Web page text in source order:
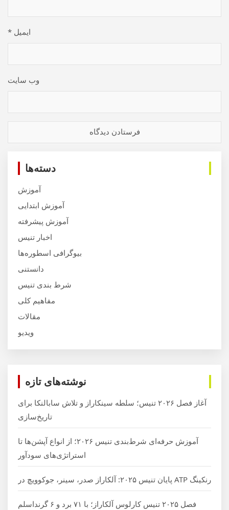
ایمیل *
وب‌ سایت
دسته‌ها
آموزش
آموزش ابتدایی
آموزش پیشرفته
اخبار تنیس
بیوگرافی اسطوره‌ها
دانستنی
شرط بندی تنیس
مفاهیم کلی
مقالات
ویدیو
نوشته‌های تازه
آغاز فصل ۲۰۲۶ تنیس؛ سلطه سینکاراز و تلاش سابالنکا برای
تاریخ‌سازی
آموزش حرفه‌ای شرط‌بندی تنیس ۲۰۲۶؛ از انواع آپشن‌ها تا
استراتژی‌های سودآور
رنکینگ ATP پایان تنیس ۲۰۲۵: آلکاراز صدر، سینر، جوکوویچ در
فصل ۲۰۲۵ تنیس کارلوس آلکاراز؛ با ۷۱ برد و ۶ گرنداسلم